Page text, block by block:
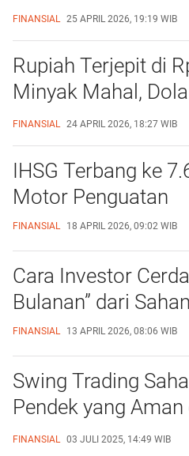
Justru Bersiap?
FINANSIAL 25 APRIL 2026, 19:19 WIB
Rupiah Terjepit di
Minyak Mahal,
Bertahan BI
FINANSIAL 24 APRIL 2026, 18:27 WIB
IHSG Terbang ke
Motor Penguatan
FINANSIAL 18 APRIL 2026, 09:02 WIB
Cara Investor
Bulanan” dari
FINANSIAL 13 APRIL 2026, 08:06 WIB
Swing Trading
Pendek yang
Sibuk
FINANSIAL 03 JULI 2025, 14:49 WIB